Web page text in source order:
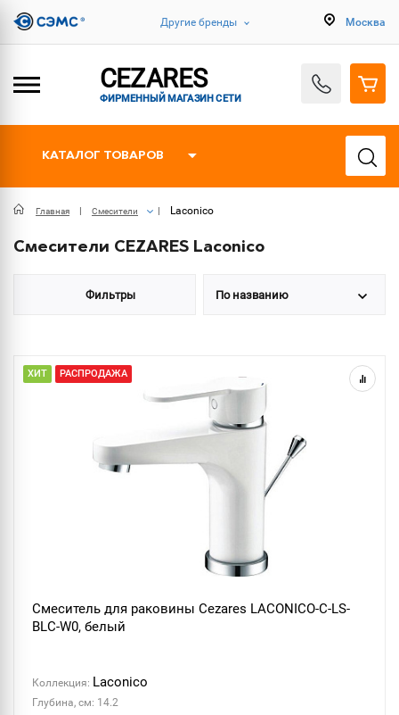
Другие бренды Москва
CEZARES
ФИРМЕННЫЙ МАГАЗИН СЕТИ
КАТАЛОГ ТОВАРОВ
Главная Смесители Laconico
Смесители CEZARES Laconico
Фильтры По названию
ХИТ РАСПРОДАЖА
Смеситель для раковины Cezares LACONICO-C-LS-
BLC-W0, белый
Коллекция: Laconico
Глубина, см: 14.2